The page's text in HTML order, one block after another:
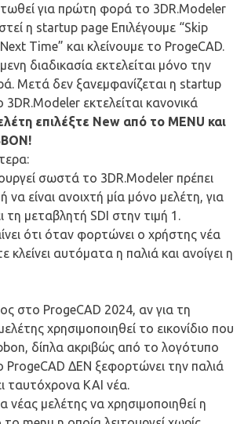
για πρώτη φορά το 3DR.Modeler
η startup page Επιλέγουμε “Skip
Time” και κλείνουμε το ProgeCAD.
διαδικασία εκτελείται μόνο την
Μετά δεν ξανεμφανίζεται η startup
3DR.Modeler εκτελείται κανονικά
επιλέξτε New από το MENU και
σωστά το 3DR.Modeler πρέπει
να είναι ανοιχτή μία μόνο μελέτη, για
τη μεταβλητή SDI στην τιμή 1.
ότι όταν φορτώνει ο χρήστης νέα
κλείνει αυτόματα η παλιά και ανοίγει η
στο ProgeCAD 2024, αν για τη
χρησιμοποιηθεί το εικονίδιο που
δίπλα ακριβώς από το λογότυπο
ProgeCAD ΔΕΝ ξεφορτώνει την παλιά
ταυτόχρονα ΚΑΙ νέα.
νέας μελέτης να χρησιμοποιηθεί η